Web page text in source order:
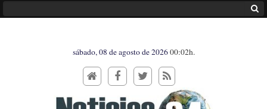
sábado, 08 de agosto de 202600:02h.